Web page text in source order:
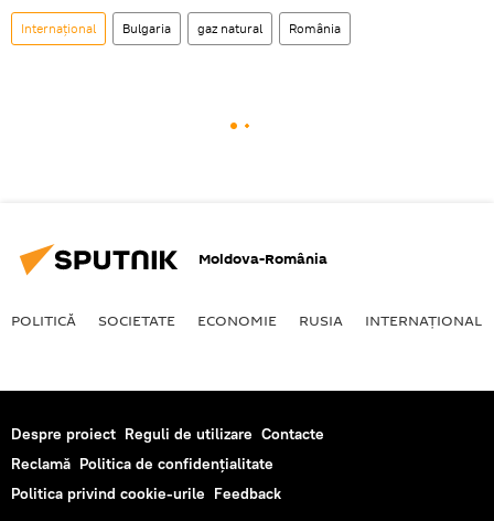
Internaţional Bulgaria gaz natural România
Moldova-România
POLITICĂ SOCIETATE ECONOMIE RUSIA INTERNAŢIONAL
Despre proiect Reguli de utilizare Contacte
Reclamă Politica de confidențialitate
Politica privind cookie-urile Feedback